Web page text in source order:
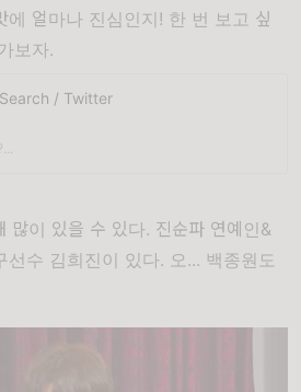
에 얼마나 진심인지! 한 번 보고 싶
보자.
/ Twitter
많이 있을 수 있다. 진순파 연예인&
선수 김희진이 있다. 오... 백종원도